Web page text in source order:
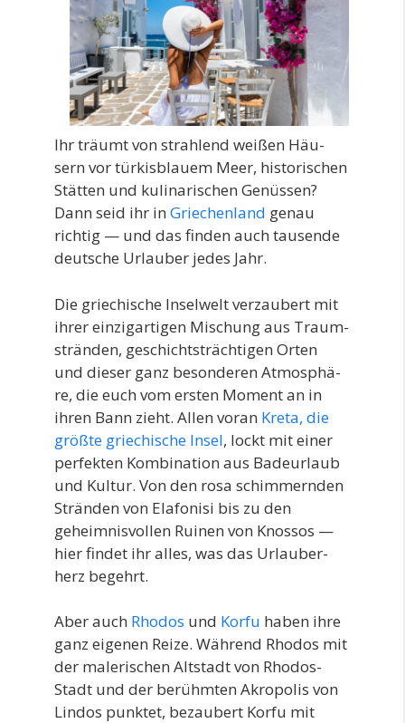
Ihr träumt von strah­lend wei­ßen Häu­
sern vor tür­kis­blau­em Meer, his­to­ri­schen
Stät­ten und kuli­na­ri­schen Genüs­sen?
Dann seid ihr in Grie­chen­land genau
rich­tig — und das fin­den auch tau­sen­de
deut­sche Urlau­ber jedes Jahr.
Die grie­chi­sche Insel­welt ver­zau­bert mit
ihrer ein­zig­ar­ti­gen Mischung aus Traum­
strän­den, geschichts­träch­ti­gen Orten
und die­ser ganz beson­de­ren Atmo­sphä­
re, die euch vom ers­ten Moment an in
ihren Bann zieht. Allen vor­an Kre­ta, die
größ­te grie­chi­sche Insel, lockt mit einer
per­fek­ten Kom­bi­na­ti­on aus Bade­ur­laub
und Kul­tur. Von den rosa schim­mern­den
Strän­den von Ela­fo­ni­si bis zu den
geheim­nis­vol­len Rui­nen von Knos­sos —
hier fin­det ihr alles, was das Urlau­ber­
herz begehrt.
Aber auch Rho­dos und Kor­fu haben ihre
ganz eige­nen Rei­ze. Wäh­rend Rho­dos mit
der male­ri­schen Alt­stadt von Rho­dos-
Stadt und der berühm­ten Akro­po­lis von
Lin­dos punk­tet, bezau­bert Kor­fu mit